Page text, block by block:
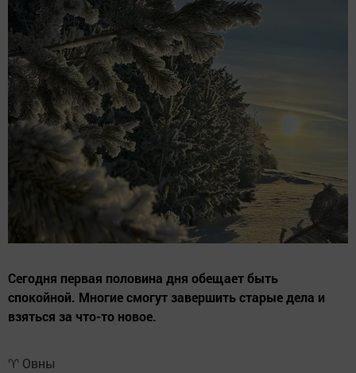
Сегодня первая половина дня обещает быть
спокойной. Многие смогут завершить старые дела и
взяться за что-то новое.
♈ Овны